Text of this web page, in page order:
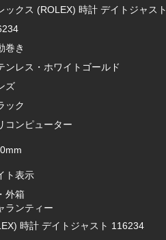
ックス (ROLEX) 時計 デイトジャスト
巻き
ンレス・ホワイトゴールド
ズ
ック
コンピューター
ト表示
外箱
ランティー
時計 デイトジャスト 116234